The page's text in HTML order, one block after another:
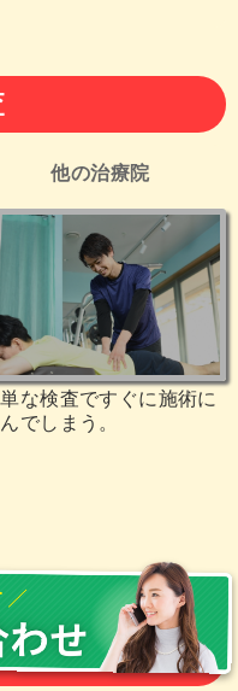
他の治療院
な検査ですぐに施術に
でしまう。